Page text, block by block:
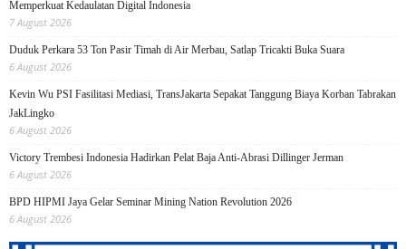
Memperkuat Kedaulatan Digital Indonesia
7 August 2026
Duduk Perkara 53 Ton Pasir Timah di Air Merbau, Satlap Tricakti Buka Suara
6 August 2026
Kevin Wu PSI Fasilitasi Mediasi, TransJakarta Sepakat Tanggung Biaya Korban Tabrakan
JakLingko
6 August 2026
Victory Trembesi Indonesia Hadirkan Pelat Baja Anti-Abrasi Dillinger Jerman
6 August 2026
BPD HIPMI Jaya Gelar Seminar Mining Nation Revolution 2026
6 August 2026